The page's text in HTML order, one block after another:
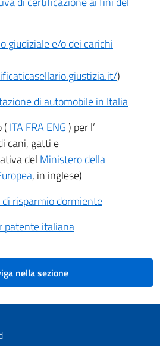
giudiziale e/o dei carichi
)
di automobile in Italia
( ITAFRAENG ) per l’
cani, gatti e
del Ministero della
, in inglese)
risparmio dormiente
patente italiana
nella sezione